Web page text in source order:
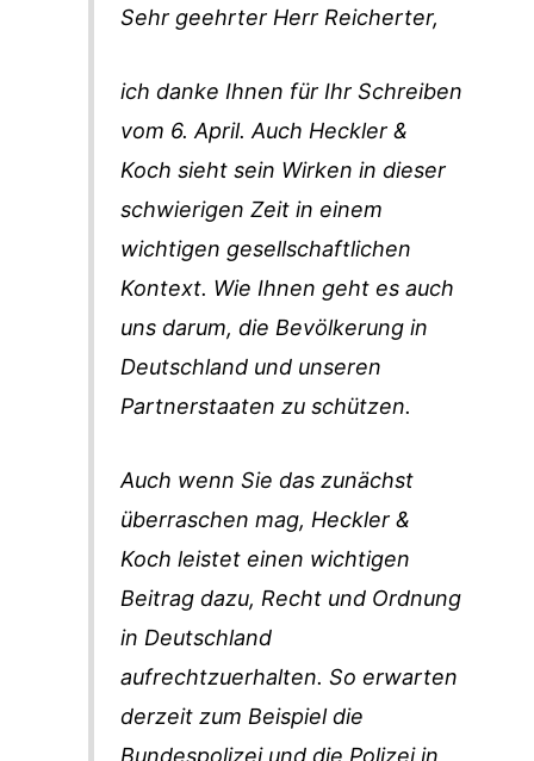
Sehr geehrter Herr Reicherter,
ich danke Ihnen für Ihr Schreiben
vom 6. April. Auch Heckler &
Koch sieht sein Wirken in dieser
schwierigen Zeit in einem
wichtigen gesellschaftlichen
Kontext. Wie Ihnen geht es auch
uns darum, die Bevölkerung in
Deutschland und unseren
Partnerstaaten zu schützen.
Auch wenn Sie das zunächst
überraschen mag, Heckler &
Koch leistet einen wichtigen
Beitrag dazu, Recht und Ordnung
in Deutschland
aufrechtzuerhalten. So erwarten
derzeit zum Beispiel die
Bundespolizei und die Polizei in